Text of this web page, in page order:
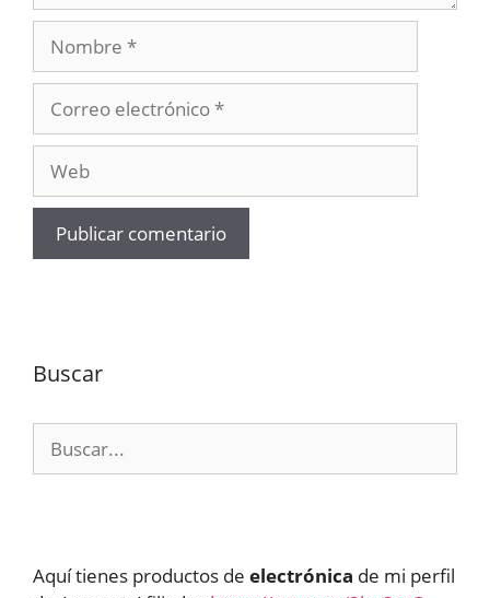
Nombre
electrónico
Buscar
Aquí tienes productos de electrónica de mi perfil